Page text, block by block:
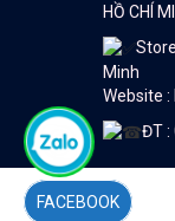
HỒ CHÍ
Minh
Website
ĐT :
FACEBOOK